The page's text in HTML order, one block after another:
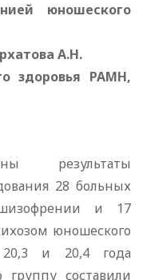
юношеского
А.Н.
здоровья РАМН,
результаты
28 больных
и 17
юношеского
20,3 и 20,4 года
группу составили